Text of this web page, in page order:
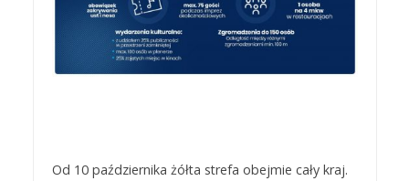
Od 10 października żółta strefa obejmie cały kraj.